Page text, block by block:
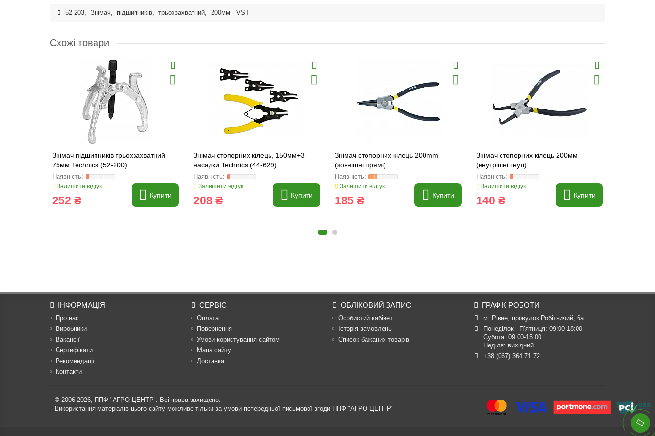
52-203, Знімач, підшипників, трьохзахватний, 200мм, VST
Схожі товари
Знімач підшипників трьохзахватний
75мм Technics (52-200)
Залишити відгук
252 ₴ Купити
Знімач стопорних кілець, 150мм+3
насадки Technics (44-629)
Залишити відгук
208 ₴ Купити
Знімач стопорних кілець 200mm
(зовнішні прямі)
Залишити відгук
185 ₴ Купити
Знімач стопорних кілець 200мм
(внутрішні гнуті)
Залишити відгук
140 ₴ Купити
ІНФОРМАЦІЯ
Про нас
Виробники
Вакансії
Сертифікати
Рекомендації
Контакти
СЕРВІС
Оплата
Повернення
Умови користування сайтом
Мапа сайту
Доставка
ОБЛІКОВИЙ ЗАПИС
Особистий кабінет
Історія замовлень
Список бажаних товарів
ГРАФІК РОБОТИ
м. Рівне, провулок Робітничий, 6а
Понеділок - П’ятниця: 09:00-18:00
Субота: 09:00-15:00
Неділя: вихідний
+38 (067) 364 71 72
© 2006-2026, ППФ "АГРО-ЦЕНТР". Всі права захищено.
Використання матеріалів цього сайту можливе тільки за умови попередньої письмової згоди ППФ "АГРО-ЦЕНТР"